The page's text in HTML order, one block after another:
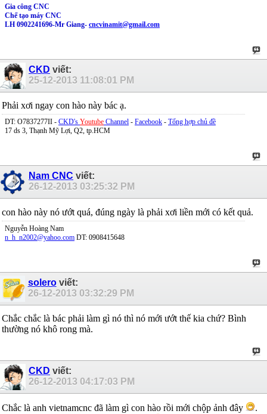
Gia công CNC
Chế tạo máy CNC
LH 0902241696-Mr Giang- cncvinamit@gmail.com
CKD viết:
25-12-2013 11:08:01 PM
Phải xơi ngay con hào này bác ạ.
DT: O7837277II - CKD's Youtube Channel - Facebook - Tổng hợp chủ đề
17 ds 3, Thạnh Mỹ Lợi, Q2, tp.HCM
Nam CNC viết:
26-12-2013 03:25:32 PM
con hào này nó ướt quá, đúng ngày là phải xơi liền mới có kết quả.
Nguyễn Hoàng Nam
n_h_n2002@yahoo.com DT: 0908415648
soleroviết:
26-12-2013 03:32:29 PM
Chắc chắc là bác phải làm gì nó thì nó mới ướt thế kia chứ? Bình
thường nó khô rong mà.
CKD viết:
26-12-2013 04:17:03 PM
Chắc là anh vietnamcnc đã làm gì con hào rồi mới chộp ảnh đây
.